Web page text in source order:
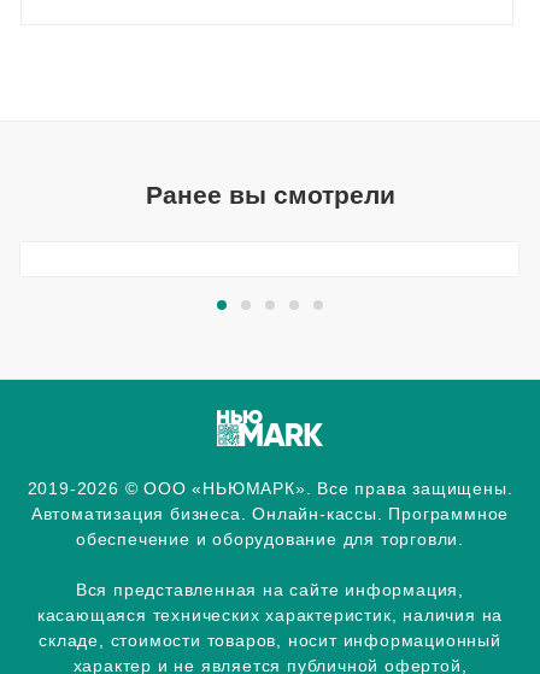
Ранее вы смотрели
2019-2026 © ООО «НЬЮМАРК». Все права защищены.
Автоматизация бизнеса. Онлайн-кассы. Программное
обеспечение и оборудование для торговли.
Вся представленная на сайте информация,
касающаяся технических характеристик, наличия на
складе, стоимости товаров, носит информационный
характер и не является публичной офертой,